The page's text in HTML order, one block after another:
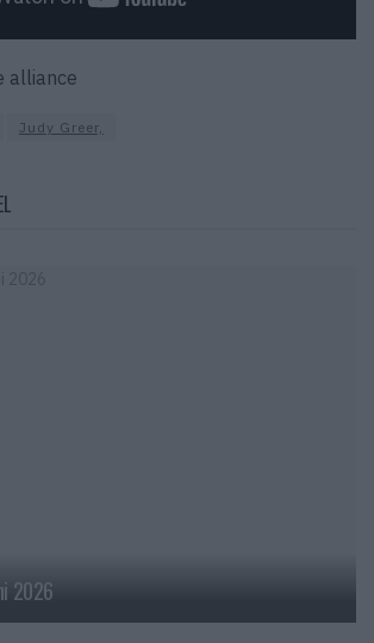
alliance
Judy Greer,
2026